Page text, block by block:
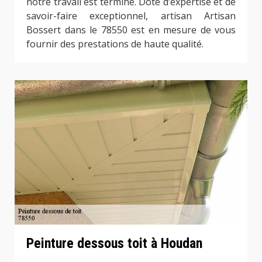
savoir-faire exceptionnel, artisan Artisan
Bossert dans le 78550 est en mesure de vous
fournir des prestations de haute qualité.
Peinture dessous toit à Houdan